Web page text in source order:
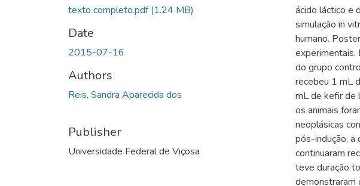
texto completo.pdf(1.24 MB)
Date
2015-07-16
Authors
Reis, Sandra Aparecida dos
Publisher
Universidade Federal de Viçosa
ácido láctico e
simulação in
humano.
experimentais.
do grupo
recebeu 1 mL
mL de kefir de
os animais
neoplásicas
pós-indução, a
continuaram
teve duração
demonstraram